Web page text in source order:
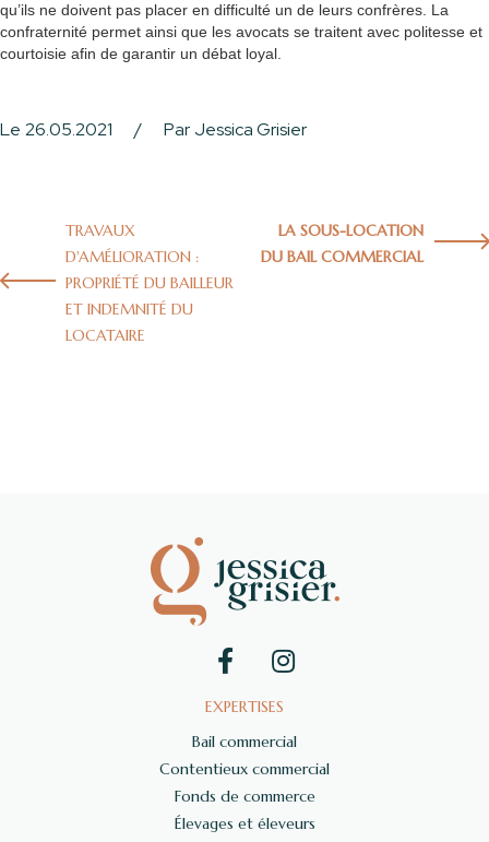
qu’ils ne doivent pas placer en difficulté un de leurs confrères. La
confraternité permet ainsi que les avocats se traitent avec politesse et
courtoisie afin de garantir un débat loyal.
Le 26.05.2021 / Par Jessica Grisier
TRAVAUX
D'AMÉLIORATION :
PROPRIÉTÉ DU BAILLEUR
ET INDEMNITÉ DU
LOCATAIRE
LA SOUS-LOCATION
DU BAIL COMMERCIAL
EXPERTISES
Bail commercial
Contentieux commercial
Fonds de commerce
Élevages et éleveurs